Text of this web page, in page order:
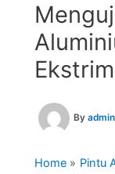
Ekstrim
By admin
Home
Pintu